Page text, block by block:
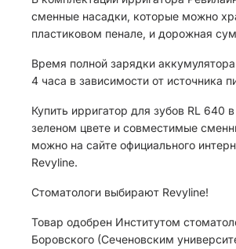
сменные насадки, которые можно
пластиковом пенале, и дорожная
Время полной зарядки
4 часа в зависимости от источника
Купить ирригатор для зубов RL 640
зеленом цвете и совместимые
можно на сайте официального
Revyline.
Стоматологи выбирают Revyline!
Товар одобрен Институтом
Боровского (Сеченовским